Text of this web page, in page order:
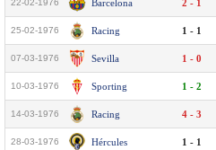
22-02-1976 Barcelona 2 - 1
25-02-1976 Racing 1 - 1
07-03-1976 Sevilla 1 - 0
10-03-1976 Sporting 1 - 2
14-03-1976 Racing 4 - 3
28-03-1976 Hércules 1 - 1